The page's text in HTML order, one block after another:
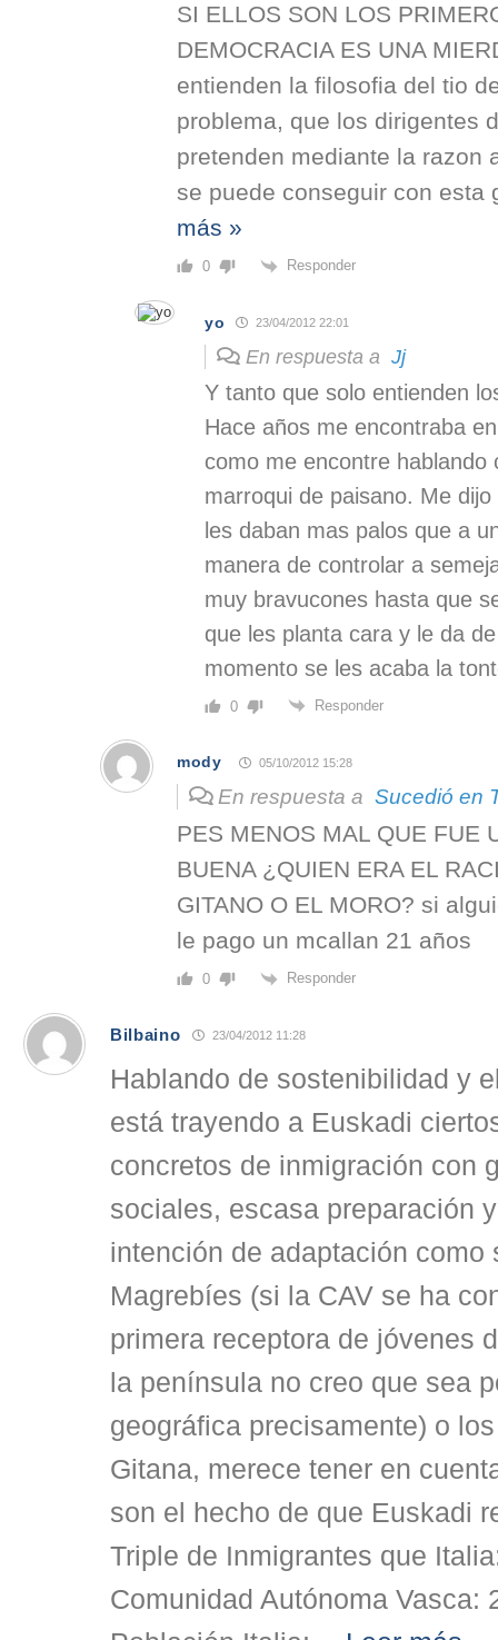
SI ELLOS SON LOS
DEMOCRACIA ES UNA
entienden la filosofia del tio
problema, que los dirigentes
pretenden mediante la razon
se puede conseguir con esta
más »
0 Responder
yo 23/04/2012 22:01
En respuesta a Jj
Y tanto que solo entienden
Hace años me encontraba
como me encontre hablando
marroqui de paisano. Me
les daban mas palos que a
manera de controlar a
muy bravucones hasta que
que les planta cara y le da
momento se les acaba la
0 Responder
mody 05/10/2012 15:28
En respuesta a Sucedió en
PES MENOS MAL QUE FUE
BUENA ¿QUIEN ERA EL
GITANO O EL MORO? si
le pago un mcallan 21 años
0 Responder
Bilbaino 23/04/2012 11:28
Hablando de sostenibilidad y
está trayendo a Euskadi
concretos de inmigración con
sociales, escasa preparación
intención de adaptación como
Magrebíes (si la CAV se ha
primera receptora de jóvenes
la península no creo que sea
geográfica precisamente) o
Gitana, merece tener en
son el hecho de que Euskadi
Triple de Inmigrantes que
Comunidad Autónoma Vasca: